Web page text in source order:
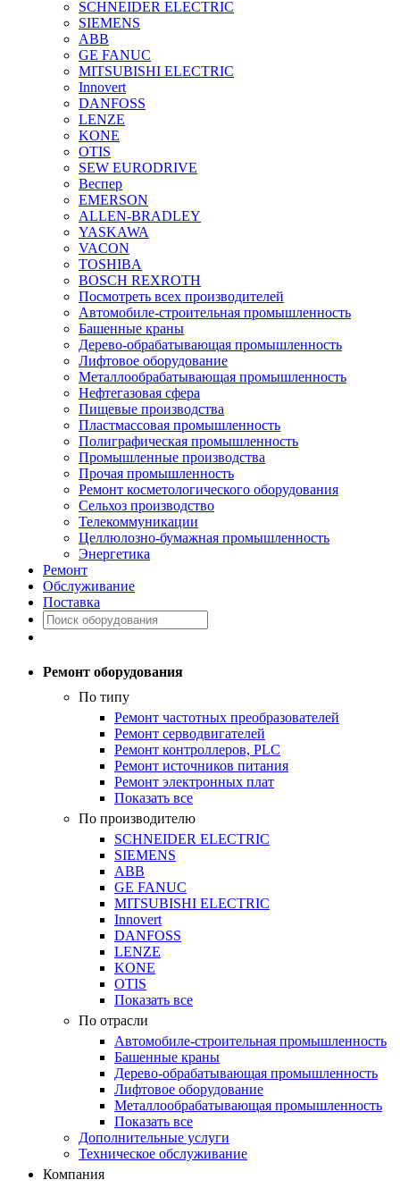
SCHNEIDER ELECTRIC
SIEMENS
ABB
GE FANUC
MITSUBISHI ELECTRIC
Innovert
DANFOSS
LENZE
KONE
OTIS
SEW EURODRIVE
Веспер
EMERSON
ALLEN-BRADLEY
YASKAWA
VACON
TOSHIBA
BOSCH REXROTH
Посмотреть всех производителей
Автомобиле-строительная промышленность
Башенные краны
Дерево-обрабатывающая промышленность
Лифтовое оборудование
Металлообрабатывающая промышленность
Нефтегазовая сфера
Пищевые производства
Пластмассовая промышленность
Полиграфическая промышленность
Промышленные производства
Прочая промышленность
Ремонт косметологического оборудования
Сельхоз производство
Телекоммуникации
Целлюлозно-бумажная промышленность
Энергетика
Ремонт
Обслуживание
Поставка
Ремонт оборудования
По типу
Ремонт частотных преобразователей
Ремонт серводвигателей
Ремонт контроллеров, PLC
Ремонт источников питания
Ремонт электронных плат
Показать все
По производителю
SCHNEIDER ELECTRIC
SIEMENS
ABB
GE FANUC
MITSUBISHI ELECTRIC
Innovert
DANFOSS
LENZE
KONE
OTIS
Показать все
По отрасли
Автомобиле-строительная промышленность
Башенные краны
Дерево-обрабатывающая промышленность
Лифтовое оборудование
Металлообрабатывающая промышленность
Показать все
Дополнительные услуги
Техническое обслуживание
Компания